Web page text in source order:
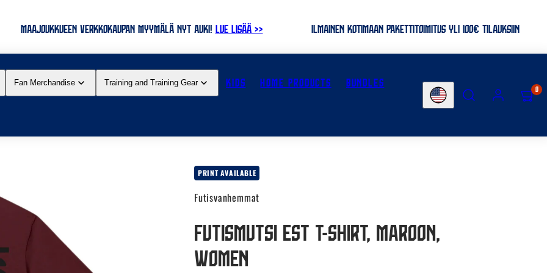
MAAJOUKKUEEN VERKKOKAUPAN MYYMÄLÄ NYT AUKI! LUE LISÄÄ >> ILMAINEN KOTIMAAN PAKETTITOIMITUS YLI 100€ TILAUKSIIN
Fan Merchandise Training and Training Gear KIDS HOME PRODUCTS BUNDLES
Country/region
SEARCH ACCOUNTVIEW
MY
(0)
0
PRINT AVAILABLE
Futisvanhemmat
Futismutsi Est t-shirt, Maroon,
Women